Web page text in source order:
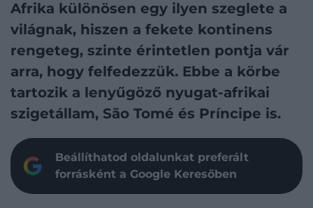
Afrika különösen egy ilyen szeglete a
világnak, hiszen a fekete kontinens
rengeteg, szinte érintetlen pontja vár
arra, hogy felfedezzük. Ebbe a körbe
tartozik a lenyűgöző nyugat-afrikai
szigetállam, São Tomé és Príncipe is.
Beállíthatod oldalunkat preferált
forrásként a Google Keresőben